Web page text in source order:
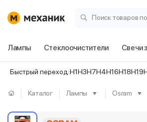
Поиск товаров
Лампы Стеклоочистители Свечи
Быстрый переход:H1H3H7H4H16H18H19
Каталог Лампы Osram